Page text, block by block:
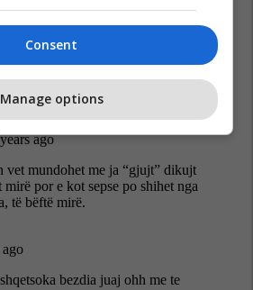
Consent
Manage options